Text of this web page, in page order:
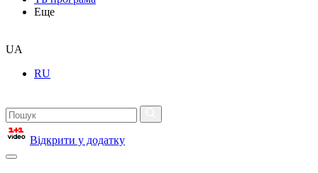
Еще
UA
RU
Відкрити у додатку